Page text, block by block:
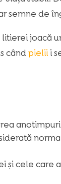
semne de
joacă
cândpieliii
și cele care